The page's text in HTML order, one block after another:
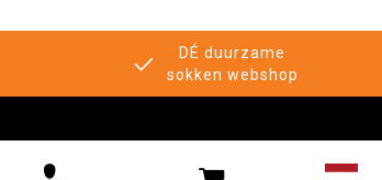
DÉ duurzame
sokken webshop
MIJN WINKELWAGEN